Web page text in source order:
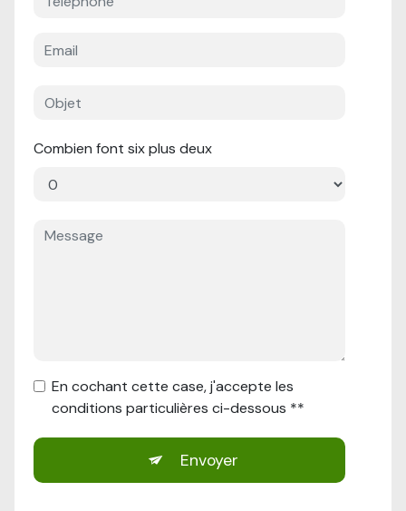
Combien font six plus deux
En cochant cette case, j'accepte les
conditions particulières ci-dessous **
Envoyer